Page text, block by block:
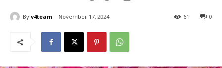
By v4team November 17, 2024 0
61